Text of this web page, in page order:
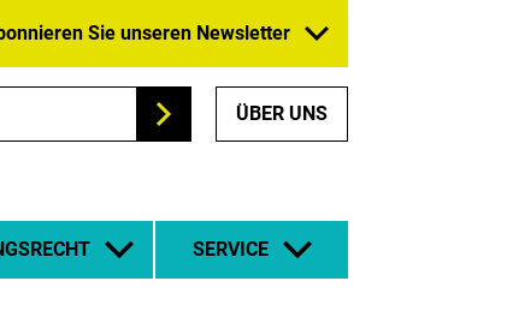
Sie unseren Newsletter
Suchen
ÜBER UNS
SERVICE